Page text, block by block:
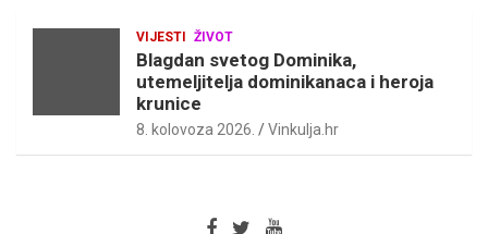
VIJESTI ŽIVOT
Blagdan svetog Dominika,
utemeljitelja dominikanaca i heroja
krunice
8. kolovoza 2026. Vinkulja.hr